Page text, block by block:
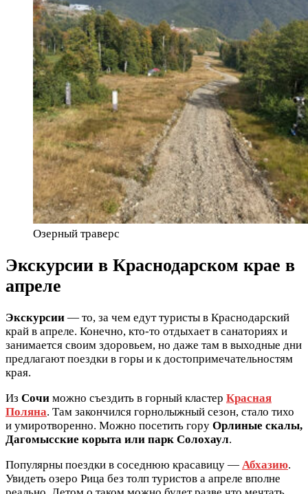
Озерный траверс
Экскурсии в Краснодарском крае в
апреле
Экскурсии — то, за чем едут туристы в Краснодарский
край в апреле. Конечно, кто-то отдыхает в санаториях и
занимается своим здоровьем, но даже там в выходные дни
предлагают поездки в горы и к достопримечательностям
края.
Из Сочи можно съездить в горный кластер Красная
Поляна. Там закончился горнолыжный сезон, стало тихо
и умиротворенно. Можно посетить гору Орлиные скалы,
Дагомысские корыта или парк Солохаул.
Популярны поездки в соседнюю красавицу — Абхазию.
Увидеть озеро Рица без толп туристов а апреле вполне